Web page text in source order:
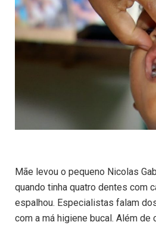
Mãe levou o pequeno Nicolas
quando tinha quatro dentes com
espalhou. Especialistas falam
com a má higiene bucal. Além de